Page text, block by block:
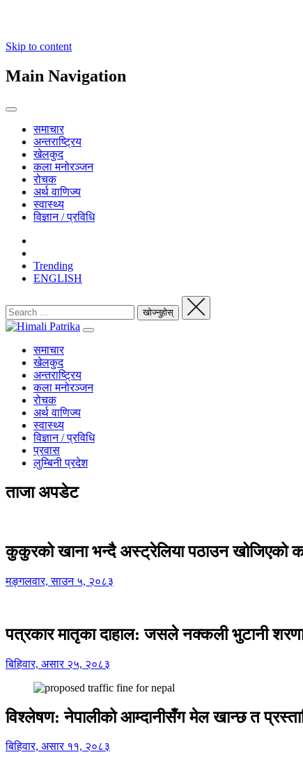
Skip to content
Main Navigation
समाचार
अन्तराष्ट्रिय
खेलकुद
कला मनोरञ्जन
रोचक
अर्थ वाणिज्य
स्वास्थ्य
विज्ञान / प्रविधि
Trending
ENGLISH
समाचार
खेलकुद
अन्तराष्ट्रिय
कला मनोरञ्जन
रोचक
अर्थ वाणिज्य
स्वास्थ्य
विज्ञान / प्रविधि
प्रवास
लुम्बिनी प्रदेश
ताजा अपडेट
कुकुरको खाना भन्दै अस्ट्रेलिया पठाउन खोजिएको
मङ्गलवार, साउन ५, २०८३
पत्रकार मातृका दाहाल: जसले नक्कली भुटानी
बिहिवार, असार २५, २०८३
विश्लेषण: नेपालीको आम्दानीसँग मेल खान्छ त
बिहिवार, असार ११, २०८३